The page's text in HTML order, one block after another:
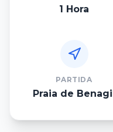
1 Hora
PARTIDA
Praia de